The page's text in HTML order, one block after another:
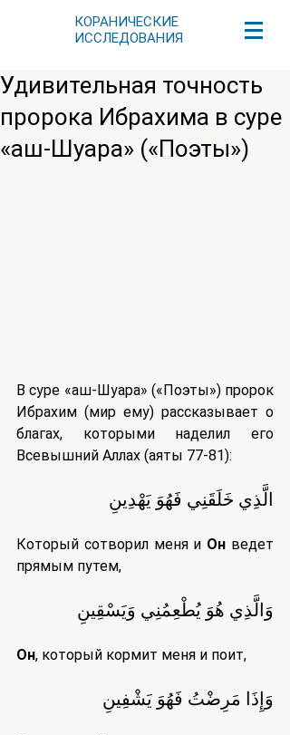
КОРАНИЧЕСКИЕ
ИССЛЕДОВАНИЯ
Удивительная точность
пророка Ибрахима в суре
«аш-Шуара» («Поэты»)
В суре «аш-Шуара» («Поэты») пророк
Ибрахим (мир ему) рассказывает о
благах, которыми наделил его
Всевышний Аллах (аяты 77-81):
الَّذِي خَلَقَنِي فَهُوَ يَهْدِينِ
Который сотворил меня и Он ведет
прямым путем,
وَالَّذِي هُوَ يُطْعِمُنِي وَيَسْقِينِ
Он, который кормит меня и поит,
وَإِذَا مَرِضْتُ فَهُوَ يَشْفِينِ